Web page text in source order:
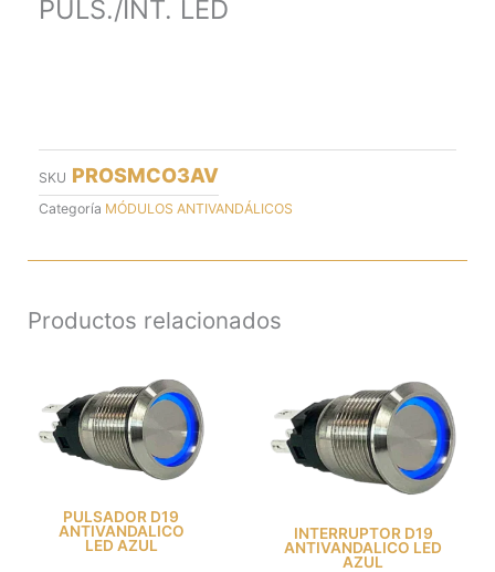
PULS./INT. LED
SKU PROSMCO3AV
Categoría MÓDULOS ANTIVANDÁLICOS
Productos relacionados
PULSADOR D19
ANTIVANDALICO
LED AZUL
INTERRUPTOR D19
ANTIVANDALICO LED
AZUL